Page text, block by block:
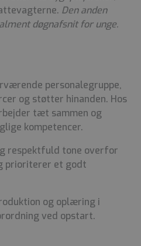
Den anden
døgnafsnit for unge.
personalegruppe,
og støtter hinanden. Hos
tæt sammen og
kompetencer.
respektfuld tone overfor
prioriterer et godt
og oplæring i
ved opstart.